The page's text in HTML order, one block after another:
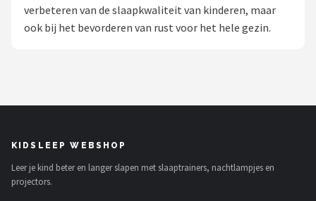
Alecto
Flow Amsterdam
verbeteren van de slaapkwaliteit van kinderen, maar
ook bij het bevorderen van rust voor het hele gezin.
KIDSLEEP WEBSHOP
Leer je kind beter en langer slapen met slaaptrainers, nachtlampjes en
projectors.